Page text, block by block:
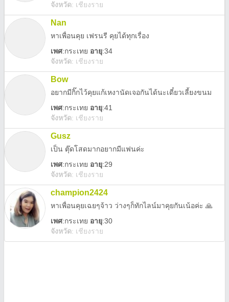
จังหวัด: เชียงราย
Nan
หาเพื่อนคุย เฟรนรี คุยได้ทุกเรื่อง
เพศ:กระเทย อายุ:34
จังหวัด: เชียงราย
Bow
อยากมีกิ๊กไว้คุยแก้เหงานัดเจอกันได้นะเดี๋ยวเลี้ยงขนม
เพศ:กระเทย อายุ:41
จังหวัด: เชียงราย
Gusz
เป็น ตุ๊ดโสดมากอยากมีแฟนค่ะ
เพศ:กระเทย อายุ:29
จังหวัด: เชียงราย
champion2424
หาเพื่อนคุยเฉยๆจ้าว ว่างๆก็ทักไลน์มาคุยกันเน้อค่ะ 🙏
เพศ:กระเทย อายุ:30
จังหวัด: เชียงราย